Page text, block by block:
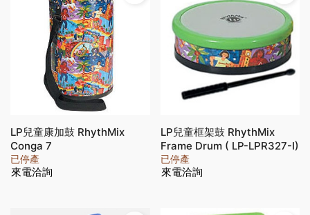
LP兒童康加鼓 RhythMix
Conga 7
已停產
來電洽詢
LP兒童框架鼓 RhythMix
Frame Drum ( LP-LPR327-I)
已停產
來電洽詢